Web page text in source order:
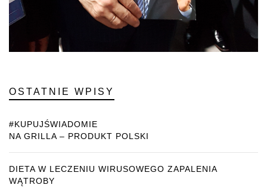
OSTATNIE WPISY
#KUPUJŚWIADOMIE
NA GRILLA – PRODUKT POLSKI
DIETA W LECZENIU WIRUSOWEGO ZAPALENIA
WĄTROBY